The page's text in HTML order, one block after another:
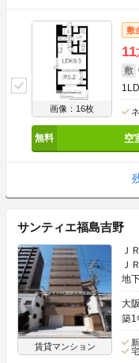
画像：16枚
敷
11
敷
空
サンティエ福島吉野
賃貸マンション
Ｊ
Ｊ
地
大
築1